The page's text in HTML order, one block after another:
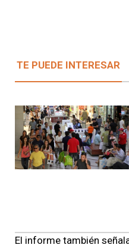
TE PUEDE INTERESAR
El informe también